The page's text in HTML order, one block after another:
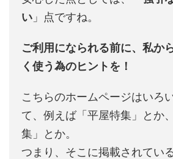
い 」点ですね。
ご利用になられる前に、私か
く使う為のヒントを！
こちらのホームページはいろ
て、例えば「平屋特集」とか
集」とか。
つまり、そこに掲載されてい